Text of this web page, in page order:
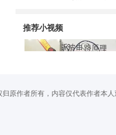
原作者所有，内容仅代表作者本